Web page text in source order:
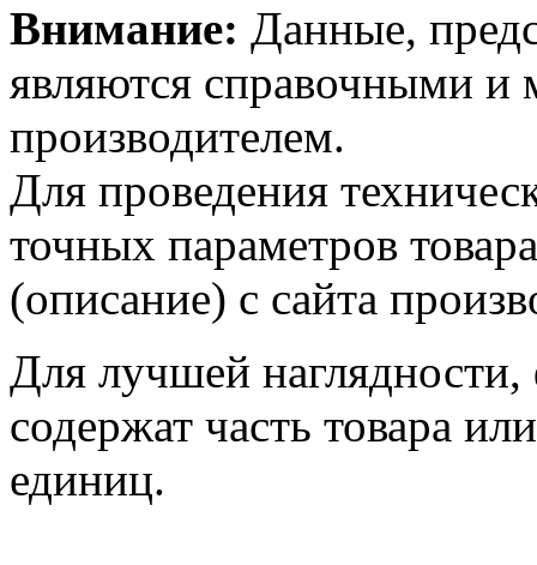
Внимание: Данные,
являются справочными и
производителем.
Для проведения
точных параметров
(описание) с сайта
Для лучшей наглядности,
содержат часть товара
единиц.